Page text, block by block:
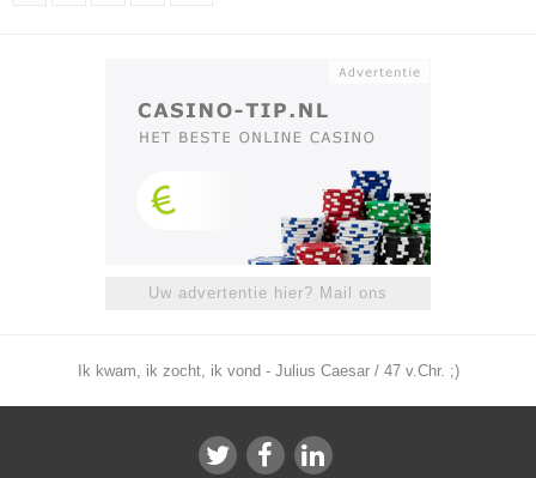
Uw advertentie hier? Mail ons
Ik kwam, ik zocht, ik vond - Julius Caesar / 47 v.Chr. ;)